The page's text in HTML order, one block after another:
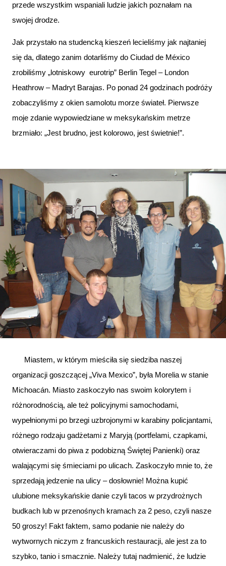
przede wszystkim wspaniali ludzie jakich poznałam na
swojej drodze.
Jak przystało na studencką kieszeń lecieliśmy jak najtaniej
się da, dlatego zanim dotarliśmy do Ciudad de México
zrobiliśmy „lotniskowy eurotrip” Berlin Tegel – London
Heathrow – Madryt Barajas. Po ponad 24 godzinach podróży
zobaczyliśmy z okien samolotu morze świateł. Pierwsze
moje zdanie wypowiedziane w meksykańskim metrze
brzmiało: „Jest brudno, jest kolorowo, jest świetnie!”.
Miastem, w którym mieściła się siedziba naszej
organizacji goszczącej „Viva Mexico”, była Morelia w stanie
Michoacán. Miasto zaskoczyło nas swoim kolorytem i
różnorodnością, ale też policyjnymi samochodami,
wypełnionymi po brzegi uzbrojonymi w karabiny policjantami,
różnego rodzaju gadżetami z Maryją (portfelami, czapkami,
otwieraczami do piwa z podobizną Świętej Panienki) oraz
walającymi się śmieciami po ulicach. Zaskoczyło mnie to, że
sprzedają jedzenie na ulicy – dosłownie! Można kupić
ulubione meksykańskie danie czyli tacos w przydrożnych
budkach lub w przenośnych kramach za 2 peso, czyli nasze
50 groszy! Fakt faktem, samo podanie nie należy do
wytwornych niczym z francuskich restauracji, ale jest za to
szybko, tanio i smacznie. Należy tutaj nadmienić, że ludzie